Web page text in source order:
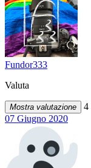
Fundor333
Valuta
Mostra valutazione
4
07 Giugno 2020